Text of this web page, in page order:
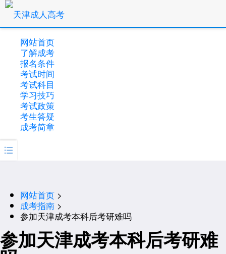
网站首页
了解成考
报名条件
考试时间
考试科目
学习技巧
考试政策
考生答疑
成考简章

网站首页 >
成考指南 >
参加天津成考本科后考研难吗
参加天津成考本科后考研难